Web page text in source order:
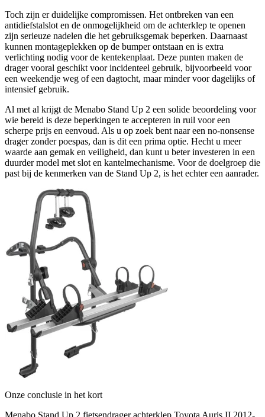
Toch zijn er duidelijke compromissen. Het ontbreken van een
antidiefstalslot en de onmogelijkheid om de achterklep te openen
zijn serieuze nadelen die het gebruiksgemak beperken. Daarnaast
kunnen montageplekken op de bumper ontstaan en is extra
verlichting nodig voor de kentekenplaat. Deze punten maken de
drager vooral geschikt voor incidenteel gebruik, bijvoorbeeld voor
een weekendje weg of een dagtocht, maar minder voor dagelijks of
intensief gebruik.
Al met al krijgt de Menabo Stand Up 2 een solide beoordeling voor
wie bereid is deze beperkingen te accepteren in ruil voor een
scherpe prijs en eenvoud. Als u op zoek bent naar een no-nonsense
drager zonder poespas, dan is dit een prima optie. Hecht u meer
waarde aan gemak en veiligheid, dan kunt u beter investeren in een
duurder model met slot en kantelmechanisme. Voor de doelgroep die
past bij de kenmerken van de Stand Up 2, is het echter een aanrader.
Onze conclusie in het kort
Menabo Stand Up 2 fietsendrager achterklep Toyota Auris II 2012-